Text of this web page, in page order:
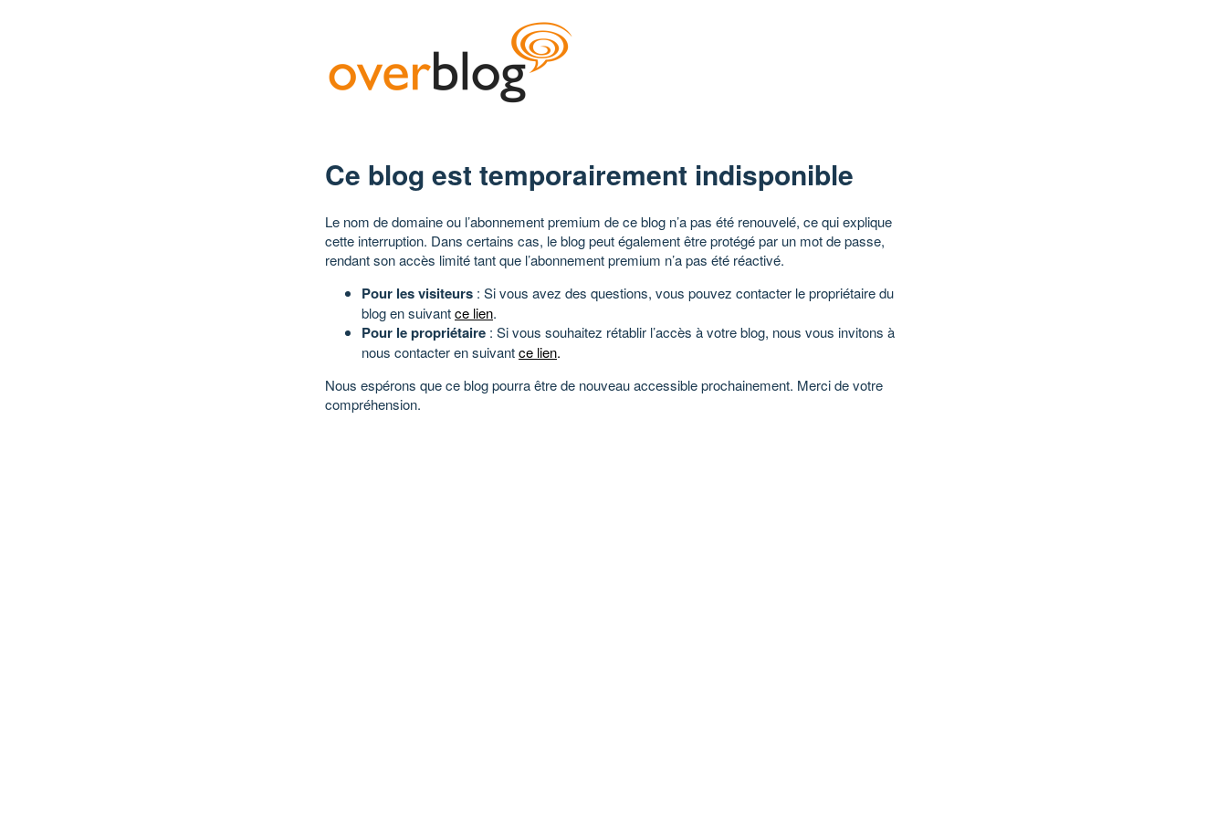
Ce blog est temporairement indisponible
Le nom de domaine ou l’abonnement premium de ce blog n’a pas été renouvelé, ce qui explique
cette interruption. Dans certains cas, le blog peut également être protégé par un mot de passe,
rendant son accès limité tant que l’abonnement premium n’a pas été réactivé.
Pour les visiteurs : Si vous avez des questions, vous pouvez contacter le propriétaire du
blog en suivantce lien.
Pour le propriétaire : Si vous souhaitez rétablir l’accès à votre blog, nous vous invitons à
nous contacter en suivantce lien.
Nous espérons que ce blog pourra être de nouveau accessible prochainement. Merci de votre
compréhension.